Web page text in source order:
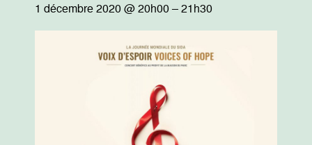
1 décembre 2020 @ 20h00 –21h30